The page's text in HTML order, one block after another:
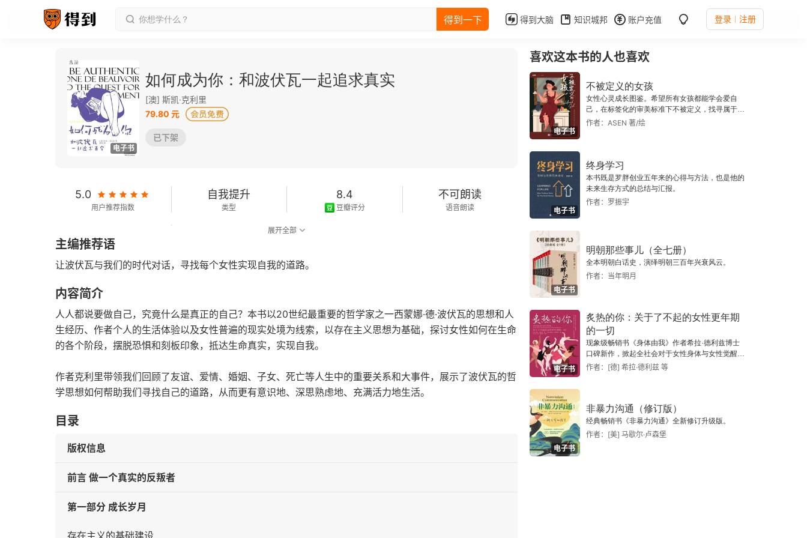
得到一下 得到大脑 知识城邦 账户充值 登录 注册
电子书
如何成为你：和波伏瓦一起追求真实
[澳] 斯凯·克利里
79.80 元
已下架
5.0
用户推荐指数
自我提升
类型
8.4
豆瓣评分
不可朗读
语音朗读
字数
展开全部
主编推荐语
让波伏瓦与我们的时代对话，寻找每个女性实现自我的道路。
内容简介
人人都说要做自己，究竟什么是真正的自己？本书以20世纪最重要的哲学家之一西蒙娜·德·波伏瓦的思想和人
生经历、作者个人的生活体验以及女性普遍的现实处境为线索，以存在主义思想为基础，探讨女性如何在生命
的各个阶段，摆脱恐惧和刻板印象，抵达生命真实，实现自我。
作者克利里带领我们回顾了友谊、爱情、婚姻、子女、死亡等人生中的重要关系和大事件，展示了波伏瓦的哲
学思想如何帮助我们寻找自己的道路，从而更有意识地、深思熟虑地、充满活力地生活。
目录
版权信息
前言 做一个真实的反叛者
第一部分 成长岁月
存在主义的基础建设
喜欢这本书的人也喜欢
电子书
不被定义的女孩
女性心灵成长图鉴。希望所有女孩都能学会爱自
己，在标签化的审美标准下不被定义，找寻属于自
己的生活态度与生活方式。
作者：ASEN 著/绘
电子书
终身学习
本书既是罗胖创业五年来的心得与方法，也是他的
未来生存方式的总结与汇报。
作者：罗振宇
电子书
明朝那些事儿（全七册）
全本明朝白话史，演绎明朝三百年兴衰风云。
作者：当年明月
电子书
炙热的你：关于了不起的女性更年期
的一切
现象级畅销书《身体由我》作者希拉·德利兹博士
口碑新作，掀起全社会对于女性身体与女性觉醒的
探讨热潮。
作者：[德] 希拉·德利兹 等
电子书
非暴力沟通（修订版）
经典畅销书《非暴力沟通》全新修订升级版。
作者：[美] 马歇尔·卢森堡